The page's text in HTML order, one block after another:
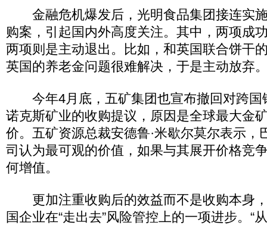
金融危机爆发后，光明食品集团接连实
购案，引起国内外高度关注。其中，两项成
两项则是主动退出。比如，和英国联合饼干
英国的养老金问题很难解决，于是主动放弃
今年4月底，五矿集团也宣布撤回对跨
诺克斯矿业的收购提议，原因是全球最大金
价。五矿资源总裁安德鲁·米歇尔莫尔表示，
司认为最可观的价值，如果与其展开价格竞
何增值。
更加注重收购后的效益而不是收购本身
国企业在“走出去”风险管控上的一项进步。“